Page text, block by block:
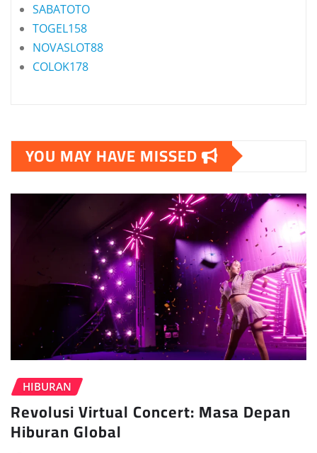
SABATOTO
TOGEL158
NOVASLOT88
COLOK178
YOU MAY HAVE MISSED
HIBURAN
Revolusi Virtual Concert: Masa Depan
Hiburan Global